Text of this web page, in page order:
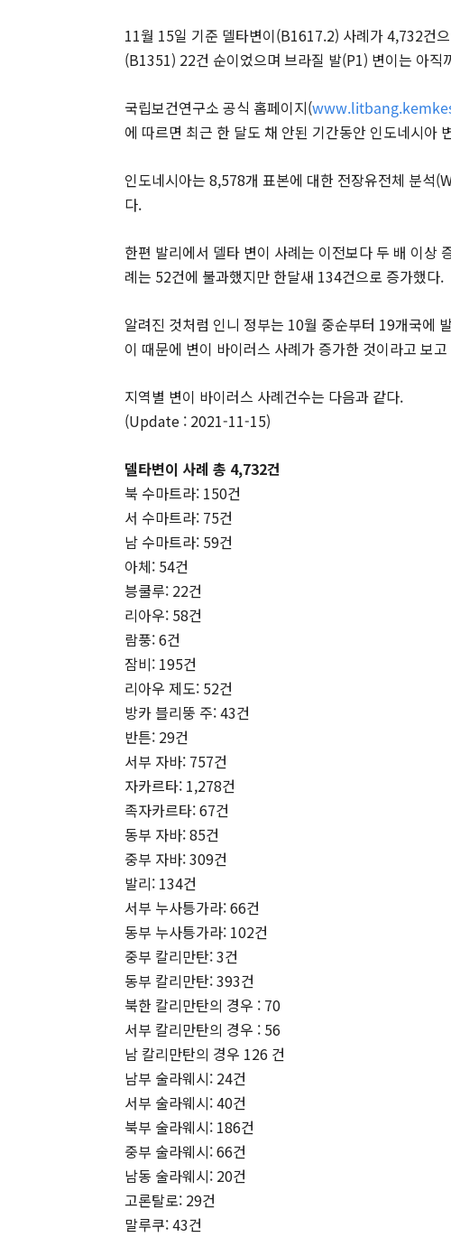
11월 15일 기준 델타변이(B1617.2) 사례가 4,732건
(B1351) 22건 순이었으며 브라질 발(P1) 변이는 아직
국립보건연구소 공식 홈페이지(
에 따르면 최근 한 달도 채 안된 기간동안 인도네시아
인도네시아는 8,578개 표본에 대한 전장유전체 분석
다.
한편 발리에서 델타 변이 사례는 이전보다 두 배 이상
례는 52건에 불과했지만 한달새 134건으로 증가했다.
알려진 것처럼 인니 정부는 10월 중순부터 19개국에
이 때문에 변이 바이러스 사례가 증가한 것이라고 보
지역별 변이 바이러스 사례건수는 다음과 같다.
(Update : 2021-11-15)
델타변이 사례 총 4,732건
북 수마트라: 150건
서 수마트라: 75건
남 수마트라: 59건
아체: 54건
븡쿨루: 22건
리아우: 58건
람풍: 6건
잠비: 195건
리아우 제도: 52건
방카 블리뚱 주: 43건
반튼: 29건
서부 자바: 757건
자카르타: 1,278건
족자카르타: 67건
동부 자바: 85건
중부 자바: 309건
발리: 134건
서부 누사틍가라: 66건
동부 누사틍가라: 102건
중부 칼리만탄: 3건
동부 칼리만탄: 393건
북한 칼리만탄의 경우 : 70
서부 칼리만탄의 경우 : 56
남 칼리만탄의 경우 126 건
남부 술라웨시: 24건
서부 술라웨시: 40건
북부 술라웨시: 186건
중부 술라웨시: 66건
남동 술라웨시: 20건
고론탈로: 29건
말루쿠: 43건